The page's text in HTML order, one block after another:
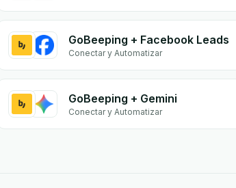
GoBeeping + Facebook Leads
Conectar y Automatizar
GoBeeping + Gemini
Conectar y Automatizar